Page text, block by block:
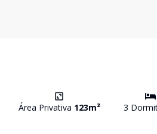
Área Privativa 123m² 3